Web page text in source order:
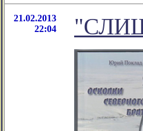
21.02.2013
22:04